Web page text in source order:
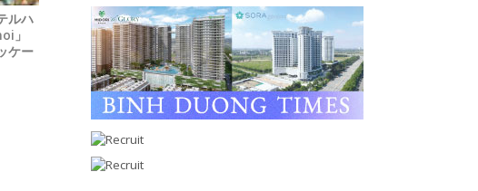
ルハ
」
ケー